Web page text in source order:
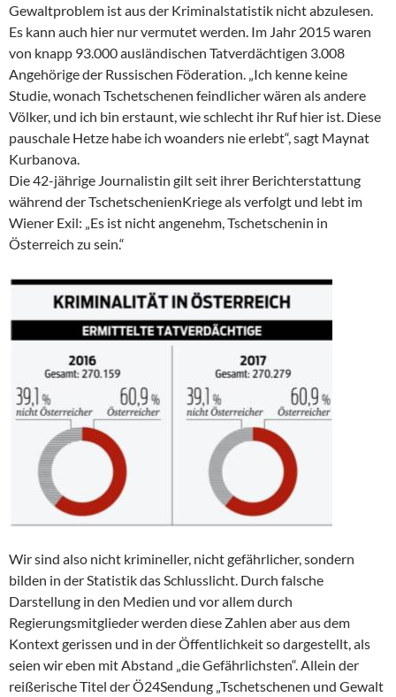
Gewaltproblem ist aus der Kriminalstatistik nicht abzulesen.
Es kann auch hier nur vermutet werden. Im Jahr 2015 waren
von knapp 93.000 ausländischen Tatverdächtigen 3.008
Angehörige der Russischen Föderation. „Ich kenne keine
Studie, wonach Tschetschenen feindlicher wären als andere
Völker, und ich bin erstaunt, wie schlecht ihr Ruf hier ist. Diese
pauschale Hetze habe ich woanders nie erlebt“, sagt Maynat
Kurbanova.
Die 42-jährige Journalistin gilt seit ihrer Berichterstattung
während der TschetschenienKriege als verfolgt und lebt im
Wiener Exil: „Es ist nicht angenehm, Tschetschenin in
Österreich zu sein.“
Wir sind also nicht krimineller, nicht gefährlicher, sondern
bilden in der Statistik das Schlusslicht. Durch falsche
Darstellung in den Medien und vor allem durch
Regierungsmitglieder werden diese Zahlen aber aus dem
Kontext gerissen und in der Öffentlichkeit so dargestellt, als
seien wir eben mit Abstand „die Gefährlichsten“. Allein der
reißerische Titel der Ö24Sendung „Tschetschenen und Gewalt